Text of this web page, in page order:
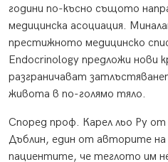
години по-късно същото
медицинска асоциация.
престижното медицинско
Endocrinology предложи нови
разграничават
живота в по-голямо тяло.
Според проф. Карел льо Ру
Дъблин, един от авторите на
пациентите, че теглото им